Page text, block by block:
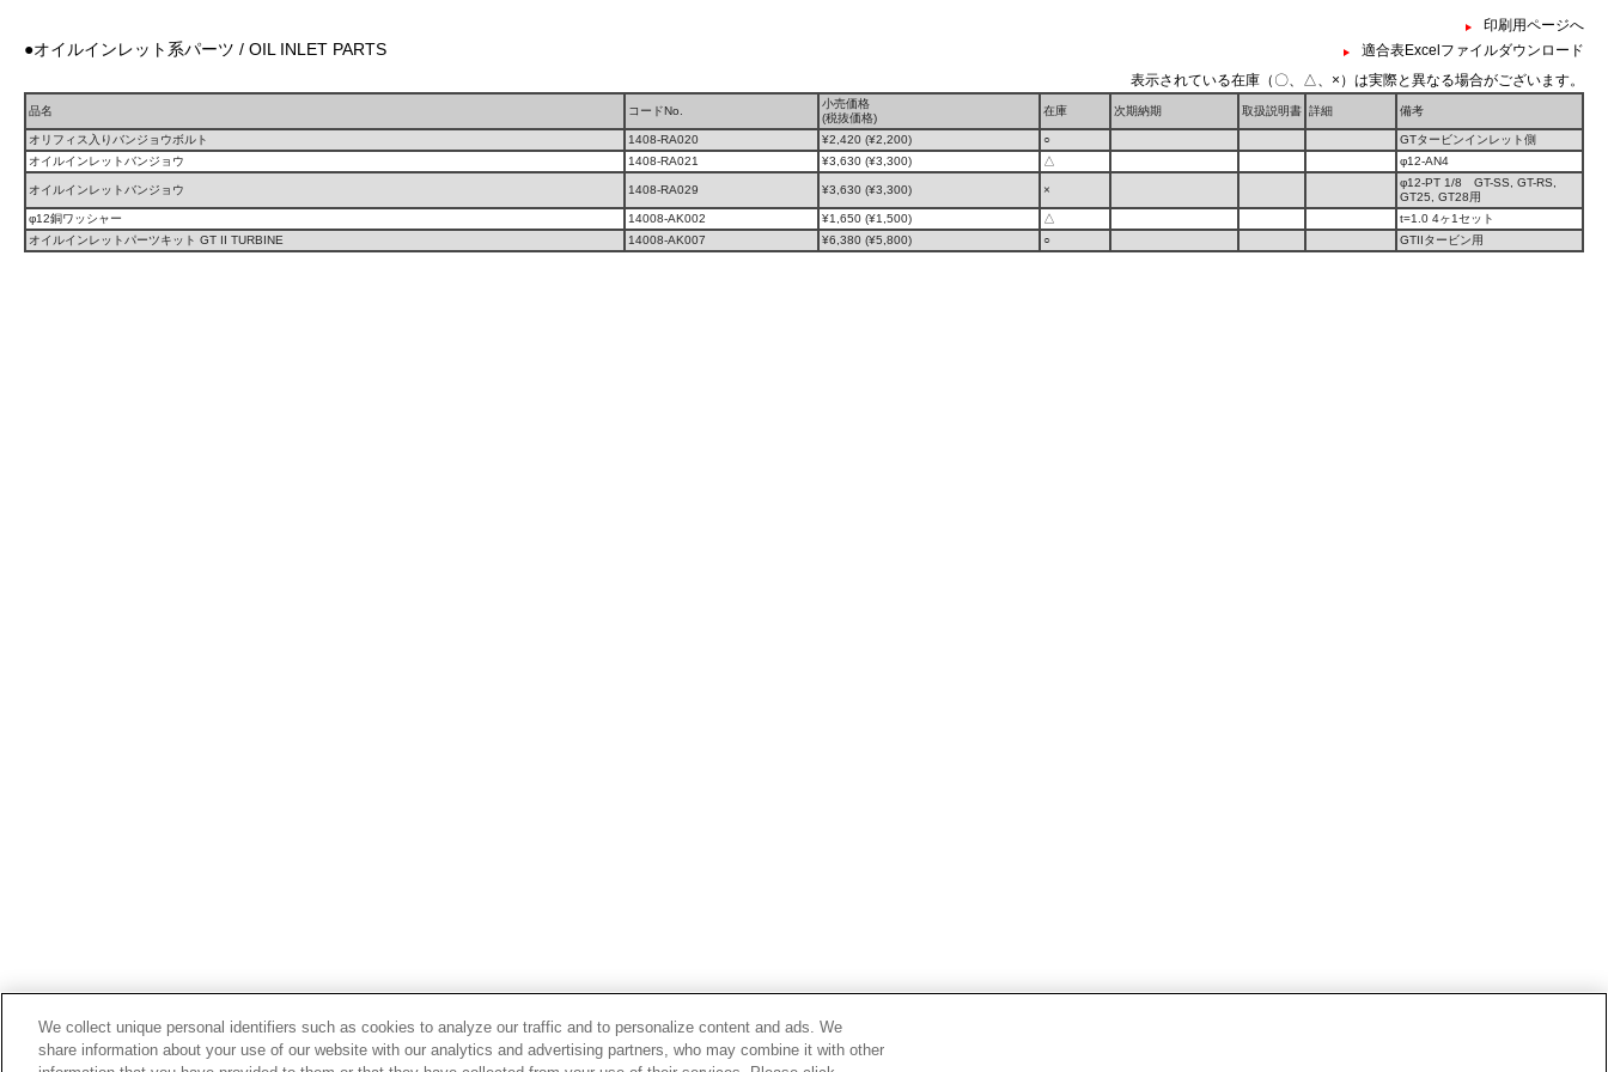
印刷用ページへ
●オイルインレット系パーツ / OIL INLET PARTS
適合表Excelファイルダウンロード
表示されている在庫（〇、△、×）は実際と異なる場合がございます。
品名 コードNo.
小売価格
(税抜価格)
在庫 次期納期 取扱説明書 詳細 備考
オリフィス入りバンジョウボルト 1408-RA020 ¥2,420 (¥2,200) ○
GTタービンインレット側
オイルインレットバンジョウ
1408-RA021 ¥3,630 (¥3,300) △ φ12-AN4
オイルインレットバンジョウ 1408-RA029 ¥3,630 (¥3,300) ×
φ12-PT 1/8 GT-SS, GT-RS,
GT25, GT28用
φ12銅ワッシャー
14008-AK002 ¥1,650 (¥1,500) △
t=1.0 4ヶ1セット
オイルインレットパーツキット GT II TURBINE
14008-AK007 ¥6,380 (¥5,800) ○ GTIIタービン用
We collect unique personal identifiers such as cookies to analyze our traffic and to personalize content and ads. We
share information about your use of our website with our analytics and advertising partners, who may combine it with other